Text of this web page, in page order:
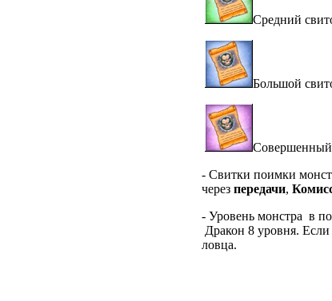
Средний
Большой
Совершенный
- Свитки поимки
через передачи,
- Уровень монстра в
Дракон 8 уровня.
ловца.